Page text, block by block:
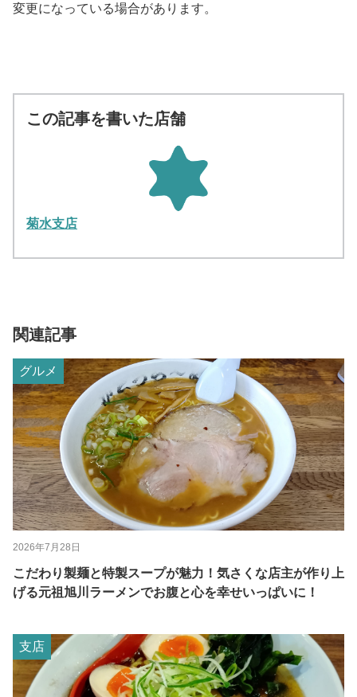
変更になっている場合があります。
この記事を書いた店舗
菊水支店
関連記事
グルメ
2026年7月28日
こだわり製麺と特製スープが魅力！気さくな店主が作り上
げる元祖旭川ラーメンでお腹と心を幸せいっぱいに！
支店